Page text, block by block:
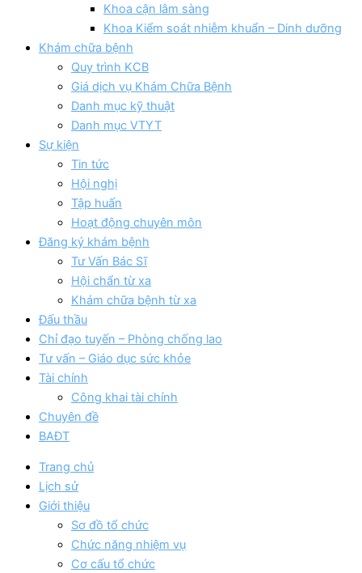
Khoa cận lâm sàng
Khoa Kiểm soát nhiễm khuẩn – Dinh dưỡng
Khám chữa bệnh
Quy trình KCB
Giá dịch vụ Khám Chữa Bệnh
Danh mục kỹ thuật
Danh mục VTYT
Sự kiện
Tin tức
Hội nghị
Tập huấn
Hoạt động chuyên môn
Đăng ký khám bệnh
Tư Vấn Bác Sĩ
Hội chẩn từ xa
Khám chữa bệnh từ xa
Đấu thầu
Chỉ đạo tuyến – Phòng chống lao
Tư vấn – Giáo dục sức khỏe
Tài chính
Công khai tài chính
Chuyên đề
BAĐT
Trang chủ
Lịch sử
Giới thiệu
Sơ đồ tổ chức
Chức năng nhiệm vụ
Cơ cấu tổ chức